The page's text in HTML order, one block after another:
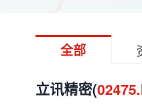
全部
立讯精密(